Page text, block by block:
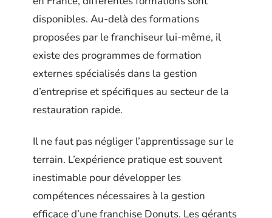
disponibles. Au-delà des formations
proposées par le franchiseur lui-même, il
existe des programmes de formation
externes spécialisés dans la gestion
d’entreprise et spécifiques au secteur de la
restauration rapide.
Il ne faut pas négliger l’apprentissage sur le
terrain. L’expérience pratique est souvent
inestimable pour développer les
compétences nécessaires à la gestion
efficace d’une franchise Donuts. Les gérants